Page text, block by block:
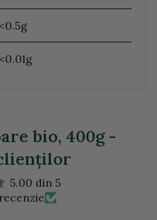
<0.5g
<0.01g
bio, 400g -
5.00 din 5